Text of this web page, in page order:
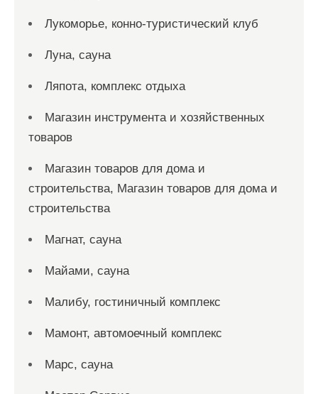
Лукоморье, конно-туристический клуб
Луна, сауна
Ляпота, комплекс отдыха
Магазин инструмента и хозяйственных
товаров
Магазин товаров для дома и
строительства, Магазин товаров для дома и
строительства
Магнат, сауна
Майами, сауна
Малибу, гостиничный комплекс
Мамонт, автомоечный комплекс
Марс, сауна